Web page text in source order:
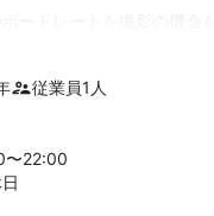
誌等の編集スタッフと
最近致しました。
従業員1 人
〜22:00